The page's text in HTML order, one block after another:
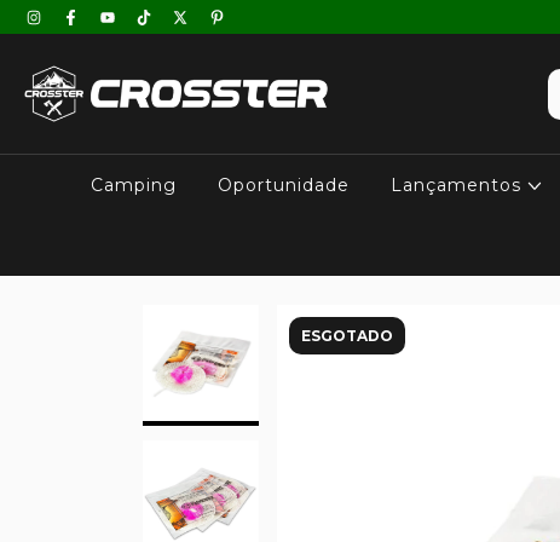
Camping Oportunidade Lançamentos
ESGOTADO